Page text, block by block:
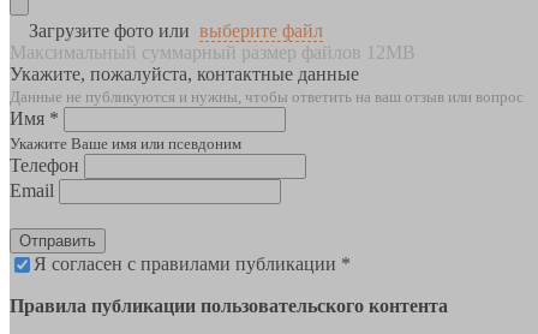
Загрузите фото или выберите файл
Максимальный суммарный размер файлов 12MB
Укажите, пожалуйста, контактные данные
Данные не публикуются и нужны, чтобы ответить на ваш отзыв или вопрос
Имя *
Укажите Ваше имя или псевдоним
Телефон
Email
Отправить
Я согласен с правилами публикации *
Правила публикации пользовательского контента